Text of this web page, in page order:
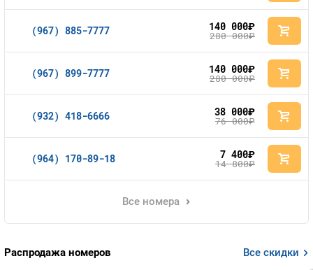
(967) 885-7777 140 000руб.
280 000руб.
(967) 899-7777 140 000руб.
280 000руб.
(932) 418-6666 38 000руб.
76 000руб.
(964) 170-89-18 7 400руб.
14 800руб.
Все номера
Распродажа номеров Все скидки